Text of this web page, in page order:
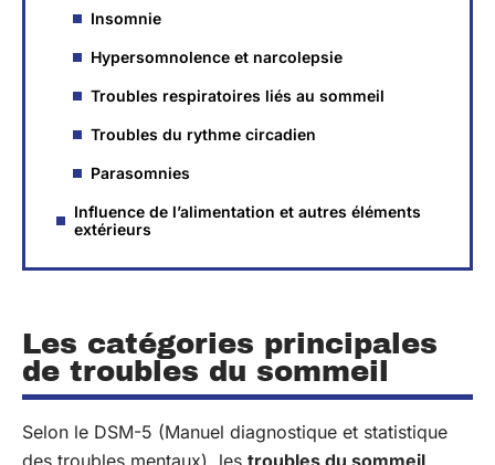
Insomnie
Hypersomnolence et narcolepsie
Troubles respiratoires liés au sommeil
Troubles du rythme circadien
Parasomnies
Influence de l’alimentation et autres éléments
extérieurs
Les catégories principales
de troubles du sommeil
Selon le DSM-5 (Manuel diagnostique et statistique
des troubles mentaux), les troubles du sommeil